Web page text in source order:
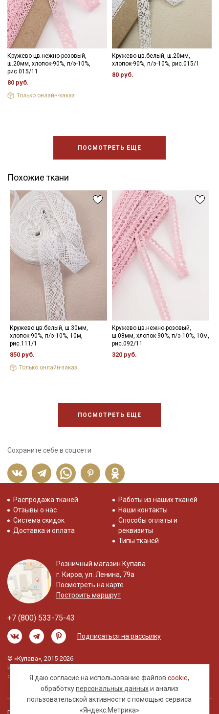
Кружево цв.нежно-розовый,
ш.20мм, хлопок-90%, п/э-10%,
рис.015/11
80 руб.
Только онлайн-заказ
Кружево цв.белый, ш.20мм,
хлопок-90%, п/э-10%, рис.015/1
80 руб.
ПОСМОТРЕТЬ ЕЩЕ
Похожие ткани
Кружево цв.белый, ш.30мм,
хлопок-90%, п/э-10%, 10м,
рис.111/1
850 руб.
Только онлайн-заказ
Кружево цв.нежно-розовый,
ш.08мм, хлопок-90%, п/э-10%, 10м,
рис.092/11
320 руб.
ПОСМОТРЕТЬ ЕЩЕ
Сохраните себе в соцсети
Я даю согласие на использование файловcookie,
обработкуперсональных данныхи анализ
пользовательской активности с помощью сервиса
«Яндекс.Метрика»
Распродажа тканей
Отзывы о нас
Система скидок
Доставка и оплата
Работы из наших тканей
Наши контакты
Способы оплаты и
реквизиты
Типы тканей
Розничный магазин Купава
г. Киров, ул. Ленина, 79а
Посмотреть на карте
Построить маршрут
+7 (800) 533-75-43
Подписаться на рассылку
© «Купава», 2015-2026
Информация на сайте не является публичной
офертой.